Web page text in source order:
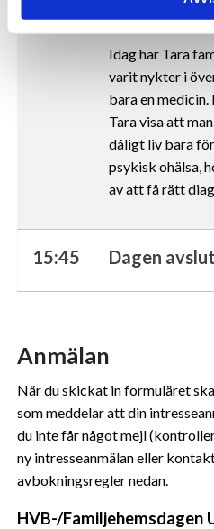
som vi samarbetar med.
informationen med annan
tillhandahållit eller som de har
deras tjänster.
Vi använder
och annonserna till
för sociala medier och
vidarebefordrar även sådana
annons- och analysföretag
kan i sin tur kombinera
samlat in när du har använt
och annonserna till
för sociala medier och
vidarebefordrar även sådana
information från din enhet till
annons- och analysföretag
kan i sin tur kombinera
information som du har
samlat in när du har använt
behandling.
Idag har Tara
varit nykter i
bara en
Tara visa att
dåligt liv bara
psykisk ohälsa,
av att få rätt
15:45 Dagen
Anmälan
När du skickat in formuläret
som meddelar att din
du inte får något mejl
ny intresseanmälan eller
avbokningsregler nedan.
HVB-/Familjehemsdagen